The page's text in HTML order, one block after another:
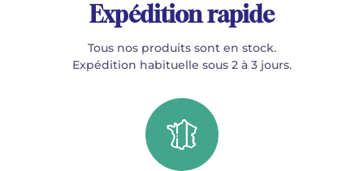
Expédition rapide
Tous nos produits sont en stock.
Expédition habituelle sous 2 à 3 jours.